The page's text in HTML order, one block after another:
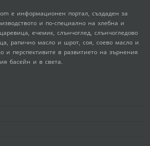
е информационен портал, създаден за
и по-специално на хлебна и
ечемик, слънчоглед, слънчогледово
рапично масло и шрот, соя, соево масло и
и перспективите в развитието на зърнения
басейн и в света.